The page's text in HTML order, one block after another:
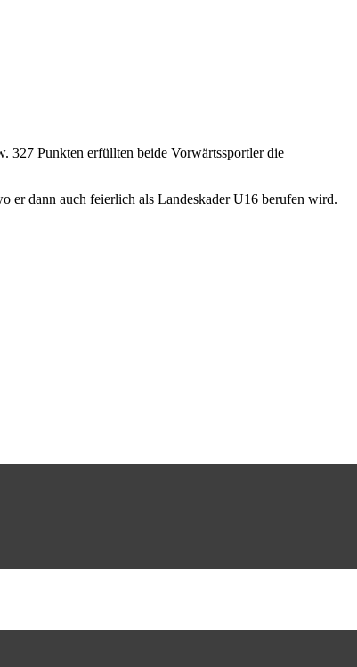
Punkten erfüllten beide Vorwärtssportler die
er dann auch feierlich als Landeskader U16 berufen wird.